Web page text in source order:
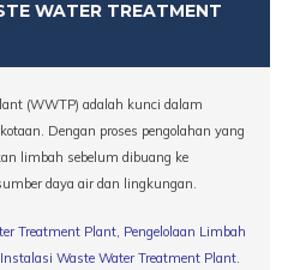
WATER TREATMENT
(WWTP) adalah kunci dalam
Dengan proses pengolahan yang
limbah sebelum dibuang ke
daya air dan lingkungan.
Treatment Plant, Pengelolaan Limbah
Waste Water Treatment Plant